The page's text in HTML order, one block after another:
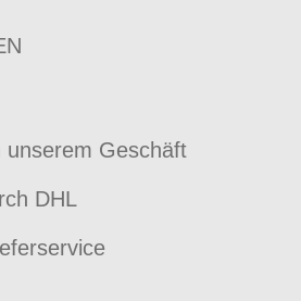
unserem Geschäft
DHL